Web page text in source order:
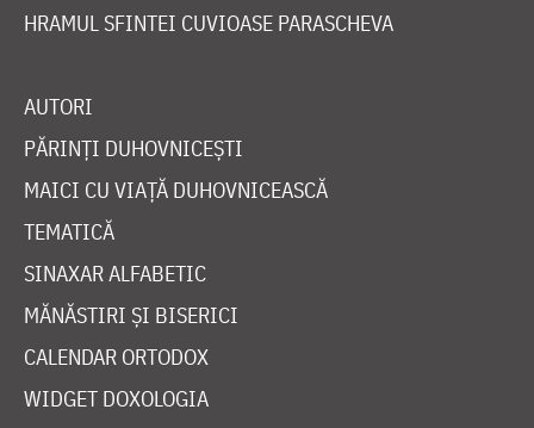
HRAMUL SFINTEI CUVIOASE PARASCHEVA
AUTORI
PĂRINȚI DUHOVNICEȘTI
MAICI CU VIAȚĂ DUHOVNICEASCĂ
TEMATICĂ
SINAXAR ALFABETIC
MĂNĂSTIRI ȘI BISERICI
CALENDAR ORTODOX
WIDGET DOXOLOGIA